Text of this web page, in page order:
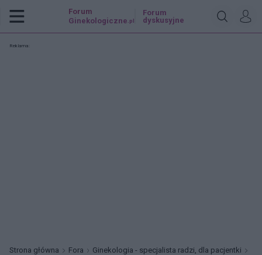
Forum
Ginekologiczne .pl
Forum
dyskusyjne
Reklama:
Strona główna Fora
Ginekologia - specjalista radzi, dla pacjentki